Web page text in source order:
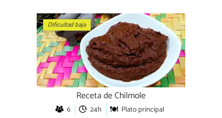
Dificultad baja
Receta de Chilmole
6 24h Plato principal